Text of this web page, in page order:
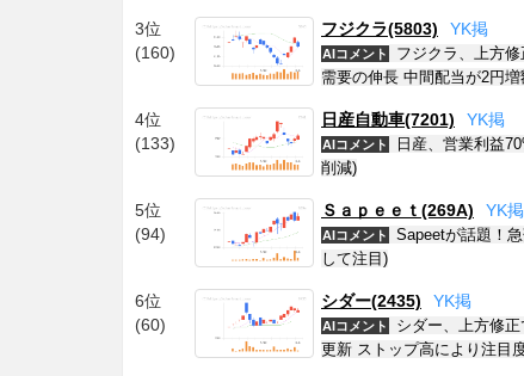
3位
(160)
フジクラ(5803) YK掲
AIコメント
フジクラ、上方
需要の伸長 中間配当が2円増
4位
(133)
日産自動車(7201) YK掲
AIコメント
日産、営業利益
削減)
5位
(94)
Ｓａｐｅｅｔ(269A) YK掲
AIコメント
Sapeetが話題！
して注目)
6位
(60)
シダー(2435) YK掲
AIコメント
シダー、上方修
更新 ストップ高により注目